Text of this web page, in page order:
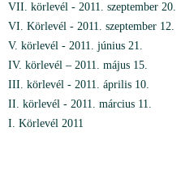
VII. körlevél - 2011. szeptember 20.
VI. Körlevél - 2011. szeptember 12.
V. körlevél - 2011. június 21.
IV. körlevél – 2011. május 15.
III. körlevél - 2011. április 10.
II. körlevél - 2011. március 11.
I. Körlevél 2011